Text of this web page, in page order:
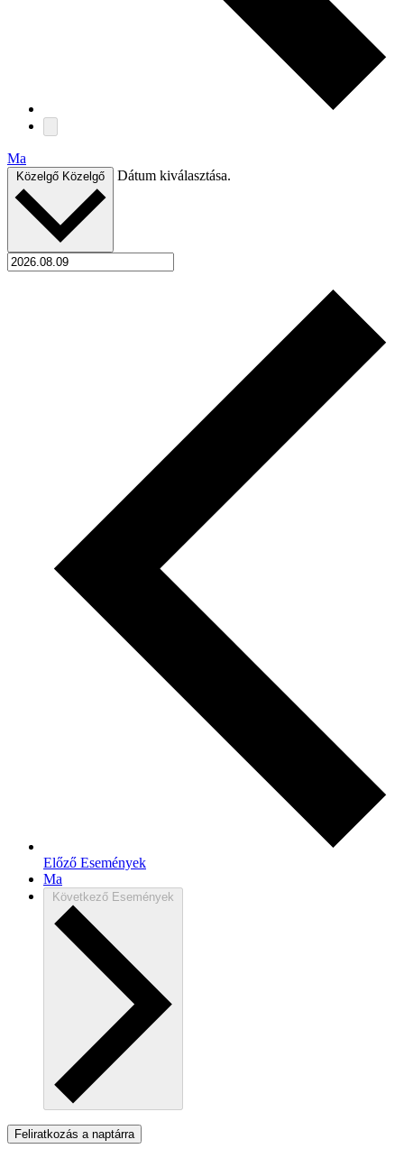
Ma
Közelgő Közelgő Dátum kiválasztása.
Előző Események
Ma
Következő Események
Feliratkozás a naptárra